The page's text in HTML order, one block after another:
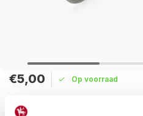
€5,00 Op voorraad
Maak een keuze: